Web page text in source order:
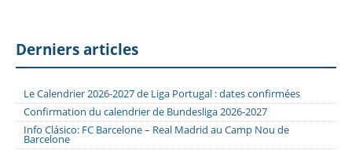
Derniers articles
Le Calendrier 2026-2027 de Liga Portugal : dates confirmées
Confirmation du calendrier de Bundesliga 2026-2027
Info Clásico: FC Barcelone – Real Madrid au Camp Nou de
Barcelone